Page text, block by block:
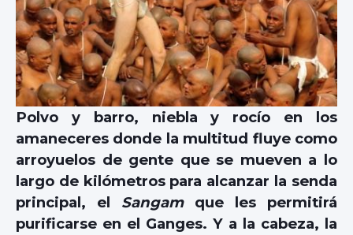
Polvo y barro, niebla y rocío en los
amaneceres donde la multitud fluye como
arroyuelos de gente que se mueven a lo
largo de kilómetros para alcanzar la senda
principal, el Sangamque les permitirá
purificarse en el Ganges. Y a la cabeza, la